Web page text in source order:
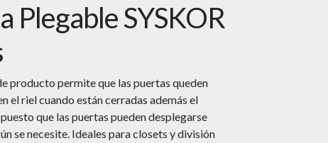
Plegable SYSKOR
producto permite que las puertas queden
el riel cuando están cerradas además el
que las puertas pueden desplegarse
se necesite. Ideales para closets y división